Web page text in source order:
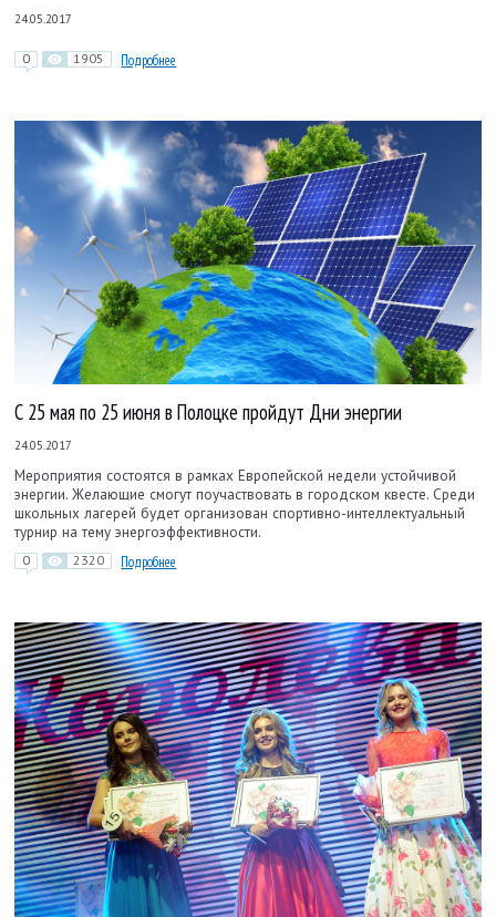
24.05.2017
0 1905 Подробнее
С 25 мая по 25 июня в Полоцке пройдут Дни энергии
24.05.2017
Мероприятия состоятся в рамках Европейской недели устойчивой
энергии. Желающие смогут поучаствовать в городском квесте. Среди
школьных лагерей будет организован спортивно-интеллектуальный
турнир на тему энергоэффективности.
0 2320 Подробнее